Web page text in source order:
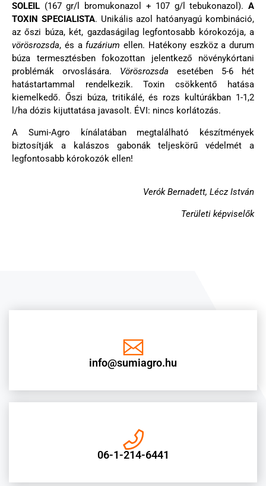
SOLEIL (167 gr/l bromukonazol + 107 g/l tebukonazol). A
TOXIN SPECIALISTA. Unikális azol hatóanyagú kombináció,
az őszi búza, két, gazdaságilag legfontosabb kórokozója, a
vörösrozsda, és a fuzárium ellen. Hatékony eszköz a durum
búza termesztésben fokozottan jelentkező növénykórtani
problémák orvoslására. Vörösrozsda esetében 5-6 hét
hatástartammal rendelkezik. Toxin csökkentő hatása
kiemelkedő. Őszi búza, tritikálé, és rozs kultúrákban 1-1,2
l/ha dózis kijuttatása javasolt. ÉVI: nincs korlátozás.
A Sumi-Agro kínálatában megtalálható készítmények
biztosítják a kalászos gabonák teljeskörű védelmét a
legfontosabb kórokozók ellen!
Verók Bernadett, Lécz István
Területi képviselők
info@sumiagro.hu
06-1-214-6441